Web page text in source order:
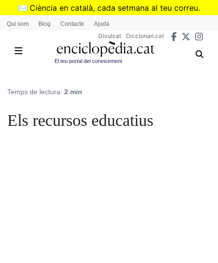
Vés
✉️ Ciència en català, cada setmana al teu correu.
➜Subscriu-te al butlletí de Divulcat
Qui som Blog Contacte Ajuda
Divulcat Diccionari.cat
El teu portal del coneixement
Temps de lectura: 2 min
Els recursos educatius